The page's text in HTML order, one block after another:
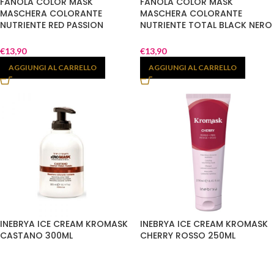
MASCHERA COLORANTE
NUTRIENTE RED PASSION
€13,90
AGGIUNGI AL CARRELLO
MASCHERA COLORANTE
NUTRIENTE TOTAL BLACK NERO
€13,90
AGGIUNGI AL CARRELLO
INEBRYA ICE CREAM KROMASK
CASTANO 300ML
INEBRYA ICE CREAM KROMASK
CHERRY ROSSO 250ML